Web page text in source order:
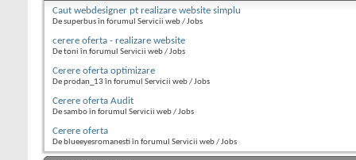
Caut webdesigner pt realizare website simplu
De superbus în forumul Servicii web / Jobs
cerere oferta - realizare website
De toni în forumul Servicii web / Jobs
Cerere oferta optimizare
De prodan_13 în forumul Servicii web / Jobs
Cerere oferta Audit
De sambo în forumul Servicii web / Jobs
Cerere oferta
De blueeyesromanesti în forumul Servicii web / Jobs